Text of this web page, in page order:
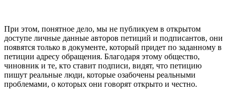
При этом, понятное дело, мы не публикуем в открытом
доступе личные данные авторов петиций и подписантов, они
появятся только в документе, который придет по заданному в
петиции адресу обращения. Благодаря этому общество,
чиновник и те, кто ставит подписи, видят, что петицию
пишут реальные люди, которые озабочены реальными
проблемами, о которых они говорят открыто и честно.